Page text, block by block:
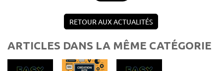
RETOUR AUX ACTUALITÉS
ARTICLES DANS LA MÊME CATÉGORIE